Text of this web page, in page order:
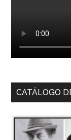
CATÁLOGO